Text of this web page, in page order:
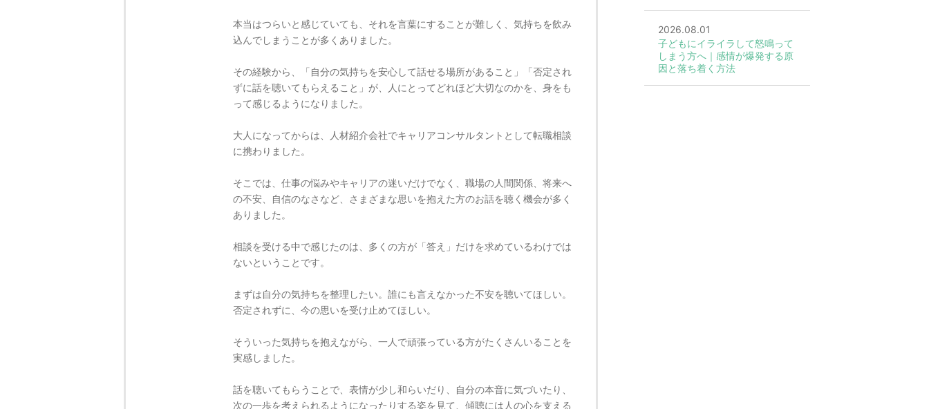
本当はつらいと感じていても、それを言葉にすることが難しく、気持ちを飲み
込んでしまうことが多くありました。
その経験から、「自分の気持ちを安心して話せる場所があること」「否定され
ずに話を聴いてもらえること」が、人にとってどれほど大切なのかを、身をも
って感じるようになりました。
大人になってからは、人材紹介会社でキャリアコンサルタントとして転職相談
に携わりました。
そこでは、仕事の悩みやキャリアの迷いだけでなく、職場の人間関係、将来へ
の不安、自信のなさなど、さまざまな思いを抱えた方のお話を聴く機会が多く
ありました。
相談を受ける中で感じたのは、多くの方が「答え」だけを求めているわけでは
ないということです。
まずは自分の気持ちを整理したい。誰にも言えなかった不安を聴いてほしい。
否定されずに、今の思いを受け止めてほしい。
そういった気持ちを抱えながら、一人で頑張っている方がたくさんいることを
実感しました。
話を聴いてもらうことで、表情が少し和らいだり、自分の本音に気づいたり、
次の一歩を考えられるようになったりする姿を見て、傾聴には人の心を支える
2026.08.01
子どもにイライラして怒鳴って
しまう方へ｜感情が爆発する原
因と落ち着く方法